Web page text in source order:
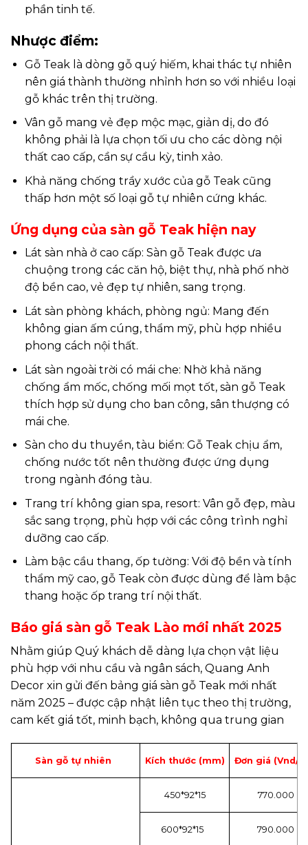
phần tinh tế.
Nhược điểm:
Gỗ Teak là dòng gỗ quý hiếm, khai thác tự nhiên
nên giá thành thường nhỉnh hơn so với nhiều loại
gỗ khác trên thị trường.
Vân gỗ mang vẻ đẹp mộc mạc, giản dị, do đó
không phải là lựa chọn tối ưu cho các dòng nội
thất cao cấp, cần sự cầu kỳ, tinh xảo.
Khả năng chống trầy xước của gỗ Teak cũng
thấp hơn một số loại gỗ tự nhiên cứng khác.
Ứng dụng của sàn gỗ Teak hiện nay
Lát sàn nhà ở cao cấp: Sàn gỗ Teak được ưa
chuộng trong các căn hộ, biệt thự, nhà phố nhờ
độ bền cao, vẻ đẹp tự nhiên, sang trọng.
Lát sàn phòng khách, phòng ngủ: Mang đến
không gian ấm cúng, thẩm mỹ, phù hợp nhiều
phong cách nội thất.
Lát sàn ngoài trời có mái che: Nhờ khả năng
chống ẩm mốc, chống mối mọt tốt, sàn gỗ Teak
thích hợp sử dụng cho ban công, sân thượng có
mái che.
Sàn cho du thuyền, tàu biển: Gỗ Teak chịu ẩm,
chống nước tốt nên thường được ứng dụng
trong ngành đóng tàu.
Trang trí không gian spa, resort: Vân gỗ đẹp, màu
sắc sang trọng, phù hợp với các công trình nghỉ
dưỡng cao cấp.
Làm bậc cầu thang, ốp tường: Với độ bền và tính
thẩm mỹ cao, gỗ Teak còn được dùng để làm bậc
thang hoặc ốp trang trí nội thất.
Báo giá sàn gỗ Teak Lào mới nhất 2025
Nhằm giúp Quý khách dễ dàng lựa chọn vật liệu
phù hợp với nhu cầu và ngân sách, Quang Anh
Decor xin gửi đến bảng giá sàn gỗ Teak mới nhất
năm 2025 – được cập nhật liên tục theo thị trường,
cam kết giá tốt, minh bạch, không qua trung gian
Sàn gỗ tự nhiên Kích thước (mm) Đơn giá (Vnd/
450*92*15 770.000
600*92*15 790.000